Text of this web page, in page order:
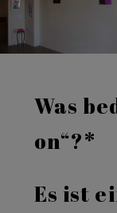
Was
on“?*
Es ist